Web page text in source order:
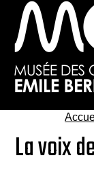
Passer
au
contenu
principal
La voix